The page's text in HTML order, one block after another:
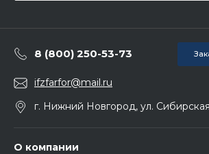
8 (800) 250-53-73
ifzfarfor@mail.ru
г. Нижний Новгород, ул.
О компании